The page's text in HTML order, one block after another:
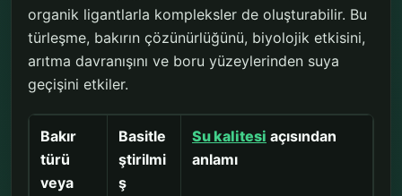
organik ligantlarla kompleksler de oluşturabilir. Bu
türleşme, bakırın çözünürlüğünü, biyolojik etkisini,
arıtma davranışını ve boru yüzeylerinden suya
geçişini etkiler.
Bakır
türü
veya
Basitle
ştirilmi
ş
Su kalitesi açısından
anlamı